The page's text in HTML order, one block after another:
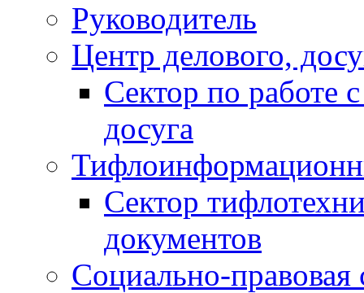
Руководитель
Центр делового,
Сектор по работе
досуга
Сектор
документов
Социально-правовая